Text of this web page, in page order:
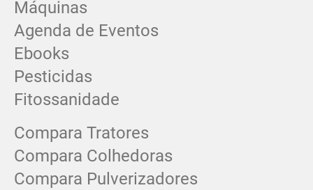
Máquinas
Agenda de Eventos
Ebooks
Pesticidas
Fitossanidade
Compara Tratores
Compara Colhedoras
Compara Pulverizadores